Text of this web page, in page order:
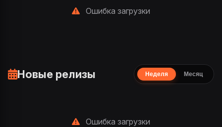
Ошибка загрузки
Новые релизы Неделя Месяц
Ошибка загрузки